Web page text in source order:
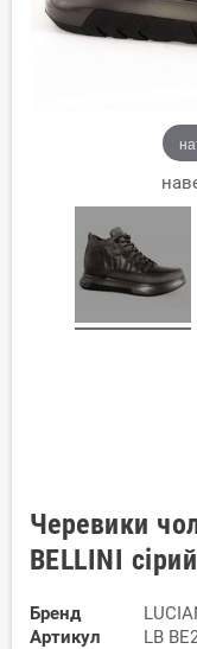
Черевики
BELLINI
Бренд
Артикул
LB